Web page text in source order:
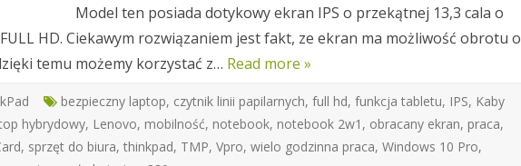
Model ten posiada dotykowy ekran IPS o przekątnej 13,3 cala o
HD. Ciekawym rozwiązaniem jest fakt, ze ekran ma możliwość obrotu o
temu możemy korzystać z… Read more »
bezpieczny laptop, czytnik linii papilarnych, full hd, funkcja tabletu, IPS, Kaby
hybrydowy, Lenovo, mobilność, notebook, notebook 2w1 , obracany ekran, praca,
, sprzęt do biura, thinkpad, TMP, Vpro, wielo godzinna praca, Windows 10 Pro,